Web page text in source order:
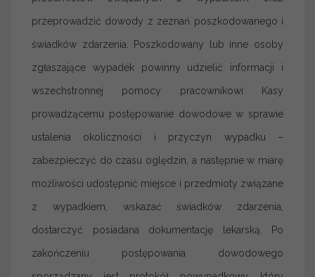
przeprowadzić dowody z zeznań poszkodowanego i
świadków zdarzenia. Poszkodowany lub inne osoby
zgłaszające wypadek powinny udzielić informacji i
wszechstronnej pomocy pracownikowi Kasy
prowadzącemu postępowanie dowodowe w sprawie
ustalenia okoliczności i przyczyn wypadku –
zabezpieczyć do czasu oględzin, a następnie w miarę
możliwości udostępnić miejsce i przedmioty związane
z wypadkiem, wskazać świadków zdarzenia,
dostarczyć posiadana dokumentację lekarską. Po
zakończeniu postępowania dowodowego